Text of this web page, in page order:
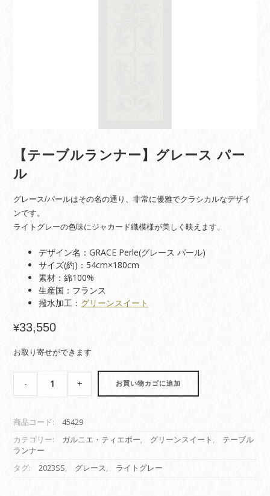
【テーブルランナー】グレース パー
ル
グレース/パールはその名の通り、非常に優雅でクラシカルなデザイ
ンです。
ライトグレーの色味にジャカード織模様が美しく映えます。
デザイン名：GRACE Perle(グレース パール)
サイズ(約)：54cm×180cm
素材：綿100%
生産国：フランス
撥水加工： グリーンスイート
¥33,550
お取り寄せができます
【テ
ラ
ン
ナ
ー】
- + お買い物カゴに追加
商品コード:
45429
カテゴリー:
ガルニエ・ティエボー, グリーンスイート ,
テーブル
ランナー
タグ:
2023SS, グレース, ライトグレー